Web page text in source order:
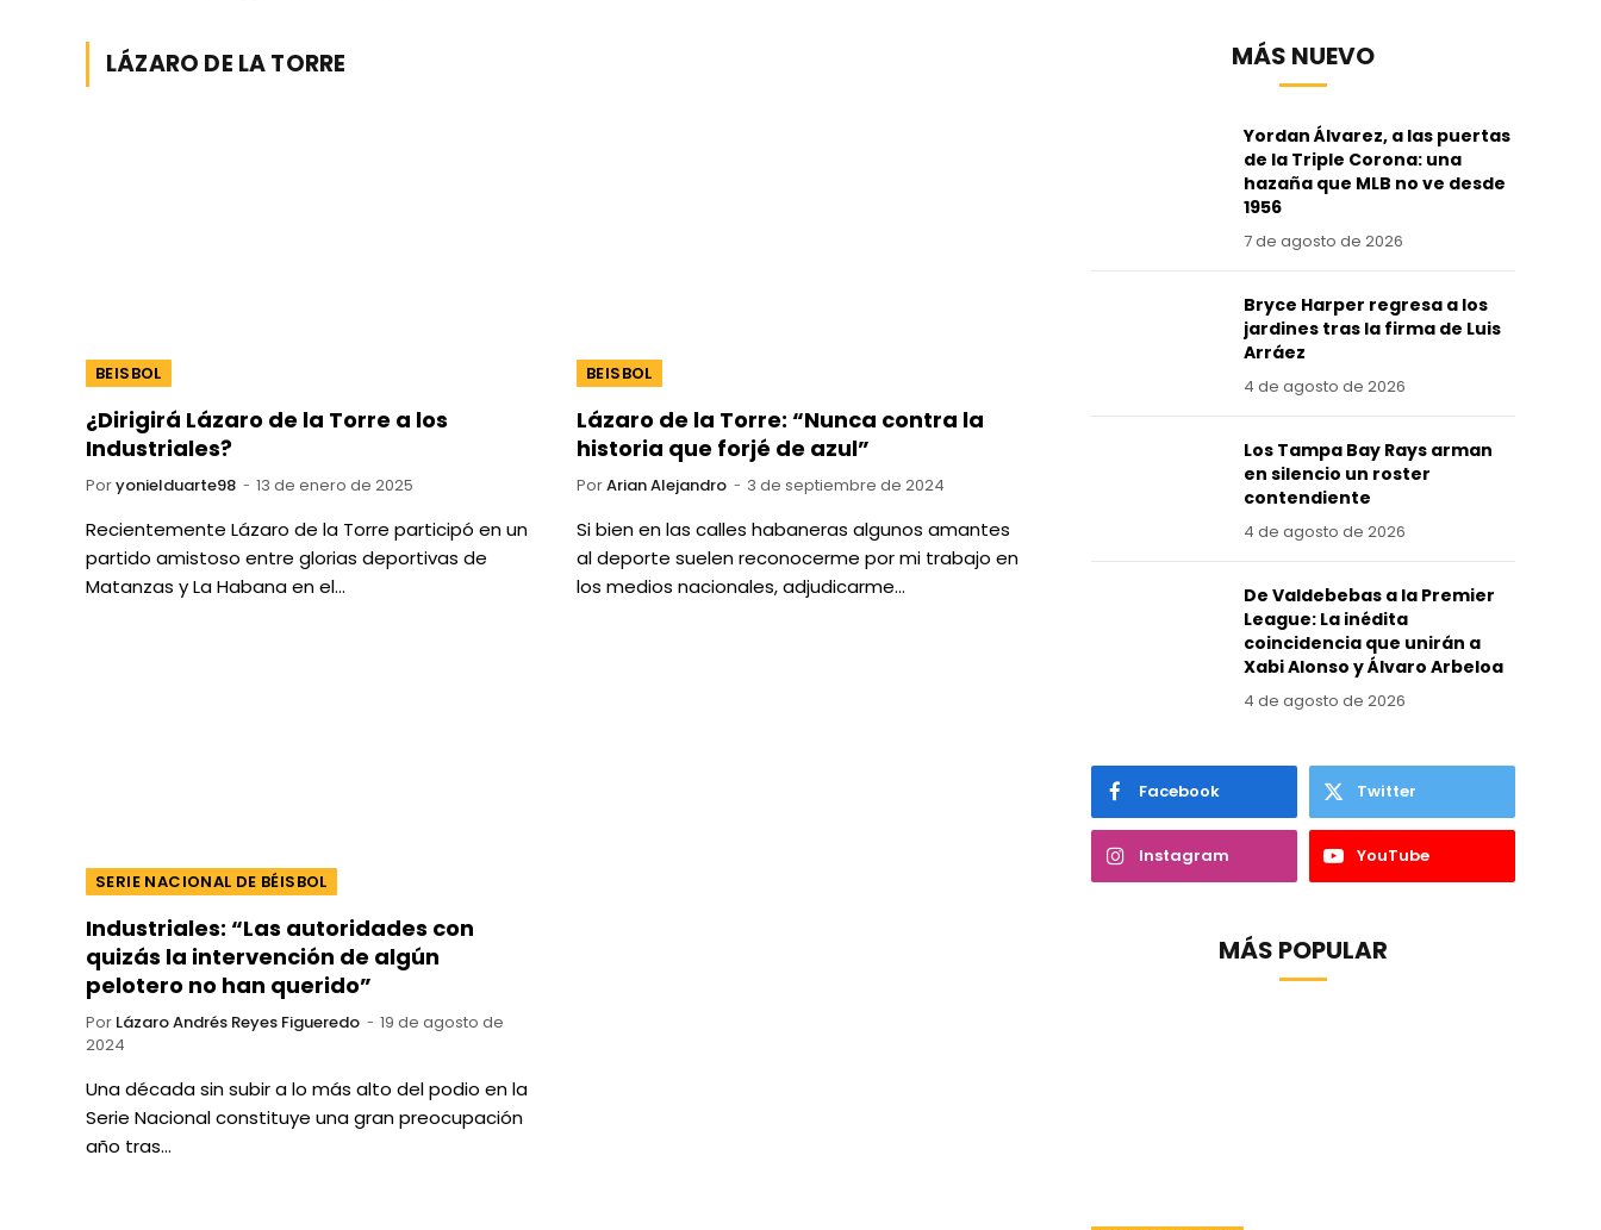
LÁZARO DE LA TORRE
BEISBOL
¿Dirigirá Lázaro de la Torre a los
Industriales?
Poryonielduarte98 13 de enero de 2025
Recientemente Lázaro de la Torre participó en un
partido amistoso entre glorias deportivas de
Matanzas y La Habana en el…
BEISBOL
Lázaro de la Torre: “Nunca contra la
historia que forjé de azul”
PorArian Alejandro 3 de septiembre de 2024
Si bien en las calles habaneras algunos amantes
al deporte suelen reconocerme por mi trabajo en
los medios nacionales, adjudicarme…
SERIE NACIONAL DE BÉISBOL
Industriales: “Las autoridades con
quizás la intervención de algún
pelotero no han querido”
Por Lázaro Andrés Reyes Figueredo
19 de agosto de
2024
Una década sin subir a lo más alto del podio en la
Serie Nacional constituye una gran preocupación
año tras…
MÁS NUEVO
Yordan Álvarez, a las puertas
de la Triple Corona: una
hazaña que MLB no ve desde
1956
7 de agosto de 2026
Bryce Harper regresa a los
jardines tras la firma de Luis
Arráez
4 de agosto de 2026
Los Tampa Bay Rays arman
en silencio un roster
contendiente
4 de agosto de 2026
De Valdebebas a la Premier
League: La inédita
coincidencia que unirán a
Xabi Alonso y Álvaro Arbeloa
4 de agosto de 2026
Facebook Twitter
Instagram YouTube
MÁS POPULAR